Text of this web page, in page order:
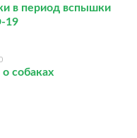
в период вспышки
19
собаках